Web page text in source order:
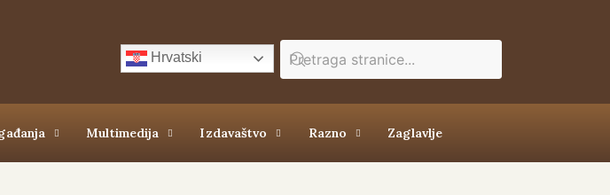
Hrvatski
Multimedija Izdavaštvo Razno Zaglavlje